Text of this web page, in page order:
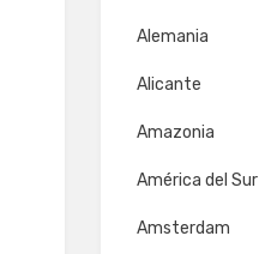
Alemania
Alicante
Amazonia
América del Sur
Amsterdam